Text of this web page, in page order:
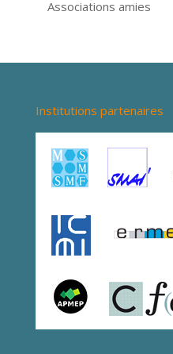
Associations amies
Institutions partenaires